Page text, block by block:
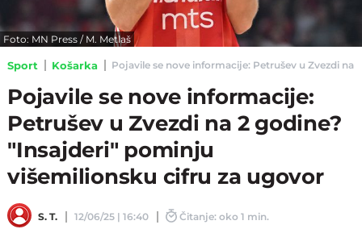
Foto: MN Press / M. Metlaš
Sport Košarka Pojavile se nove informacije: Petrušev u Zvezdi
Pojavile se nove informacije:
Petrušev u Zvezdi na 2 godine?
"Insajderi" pominju
višemilionsku cifru za ugovor
S. T. 12/06/25 | 16:40 Čitanje: oko 1 min.